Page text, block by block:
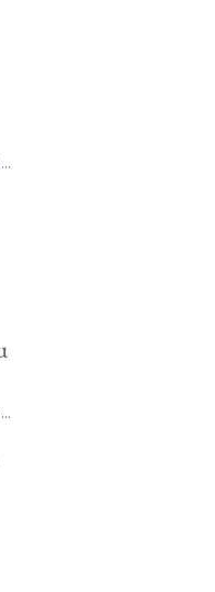
…
…